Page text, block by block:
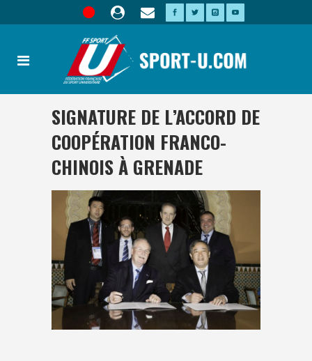
SIGNATURE DE L’ACCORD DE
COOPÉRATION FRANCO-
CHINOIS À GRENADE